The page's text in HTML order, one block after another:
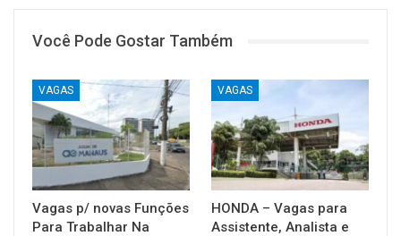
Você Pode Gostar Também
VAGAS
Vagas p/ novas Funções
Para Trabalhar Na
VAGAS
HONDA – Vagas para
Assistente, Analista e